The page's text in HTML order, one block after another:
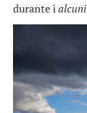
durante ialcuni